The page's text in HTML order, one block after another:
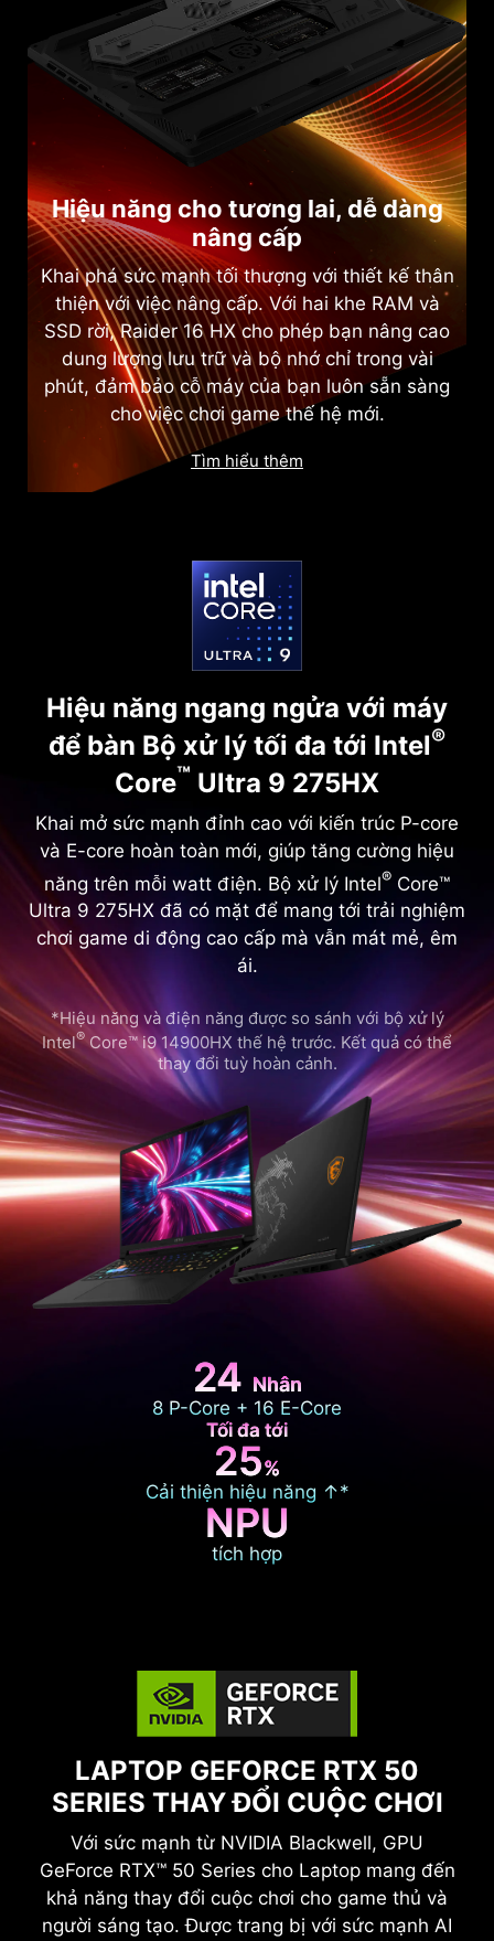
Hiệu năng cho tương lai, dễ dàng
nâng cấp
Khai phá sức mạnh tối thượng với thiết kế thân
thiện với việc nâng cấp. Với hai khe RAM và
SSD rời, Raider 16 HX cho phép bạn nâng cao
dung lượng lưu trữ và bộ nhớ chỉ trong vài
phút, đảm bảo cỗ máy của bạn luôn sẵn sàng
cho việc chơi game thế hệ mới.
Tìm hiểu thêm
Hiệu năng ngang ngửa với máy
để bàn Bộ xử lý tối đa tới Intel®
Core™ Ultra 9 275HX
Khai mở sức mạnh đỉnh cao với kiến trúc P-core
và E-core hoàn toàn mới, giúp tăng cường hiệu
năng trên mỗi watt điện. Bộ xử lý Intel® Core™
Ultra 9 275HX đã có mặt để mang tới trải nghiệm
chơi game di động cao cấp mà vẫn mát mẻ, êm
ái.
*Hiệu năng và điện năng được so sánh với bộ xử lý
Intel®Core™ i9 14900HX thế hệ trước. Kết quả có thể
thay đổi tuỳ hoàn cảnh.
24 Nhân
8 P-Core + 16 E-Core
Tối đa tới
25%
Cải thiện hiệu năng ↑*
NPU
tích hợp
LAPTOP GEFORCE RTX 50
SERIES THAY ĐỔI CUỘC CHƠI
Với sức mạnh từ NVIDIA Blackwell, GPU
GeForce RTX™ 50 Series cho Laptop mang đến
khả năng thay đổi cuộc chơi cho game thủ và
người sáng tạo. Được trang bị với sức mạnh AI